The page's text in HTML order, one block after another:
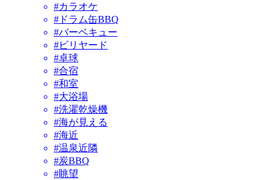
#カラオケ
#ドラム缶BBQ
#バーベキュー
#ビリヤード
#卓球
#合宿
#和室
#大浴場
#洗濯乾燥機
#海が見える
#海近
#温泉近隣
#炭BBQ
#眺望